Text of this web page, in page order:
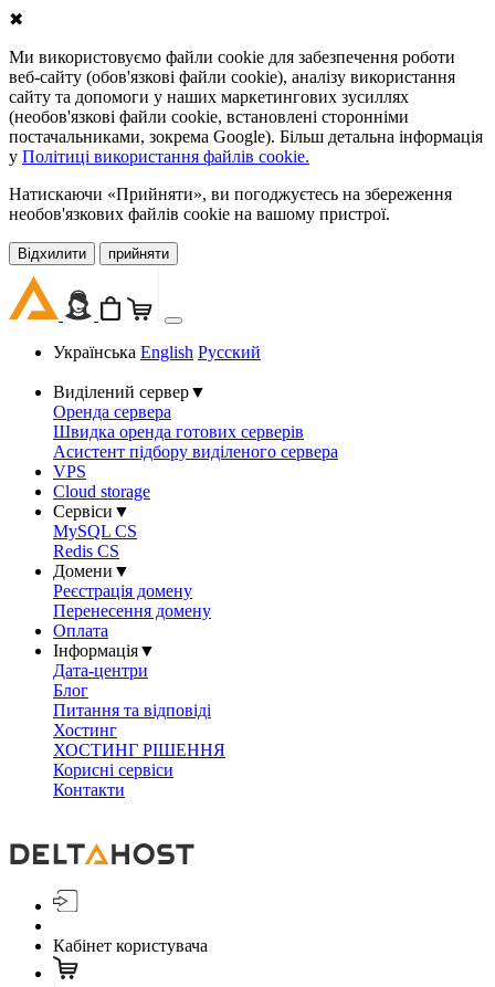
✖
Ми використовуємо файли cookie для забезпечення роботи
веб-сайту (обов'язкові файли cookie), аналізу використання
сайту та допомоги у наших маркетингових зусиллях
(необов'язкові файли cookie, встановлені сторонніми
постачальниками, зокрема Google). Більш детальна інформація
у Політиці використання файлів cookie.
Натискаючи «Прийняти», ви погоджуєтесь на збереження
необов'язкових файлів cookie на вашому пристрої.
Відхилити прийняти
Українська English Русский
Виділений сервер▼
Оренда сервера
Швидка оренда готових серверів
Асистент підбору виділеного сервера
VPS
Cloud storage
Сервіси ▼
MySQL CS
Redis CS
Домени ▼
Реєстрація домену
Перенесення домену
Оплата
Інформація▼
Дата-центри
Блог
Питання та відповіді
Хостинг
ХОСТИНГ РІШЕННЯ
Корисні сервіси
Контакти
Кабінет користувача